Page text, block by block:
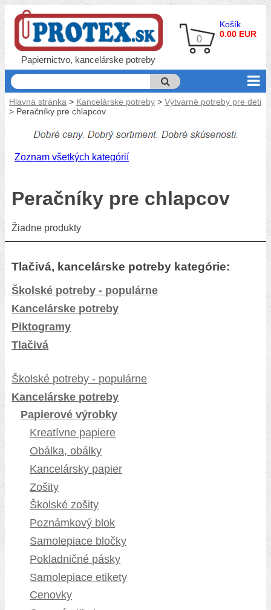
Papiernictvo, kancelárske potreby
Košík
0.00 EUR
0
Hlavná stránka > Kancelárske potreby >Výtvarné potreby pre deti
> Peračníky pre chlapcov
Zoznam všetkých kategórií
Peračníky pre chlapcov
Žiadne produkty
Tlačivá, kancelárske potreby kategórie:
Školské potreby - populárne
Kancelárske potreby
Piktogramy
Tlačivá
Školské potreby - populárne
Kancelárske potreby
Papierové výrobky
Kreatívne papiere
Obálka, obálky
Kancelársky papier
Zošity
Školské zošity
Poznámkový blok
Samolepiace bločky
Pokladničné pásky
Samolepiace etikety
Cenovky